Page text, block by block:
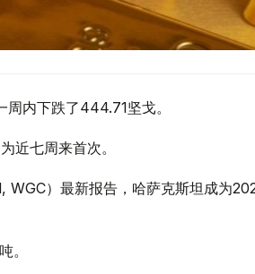
内下跌了444.71坚戈。
近七周来首次。
）最新报告，哈萨克斯坦成为
。